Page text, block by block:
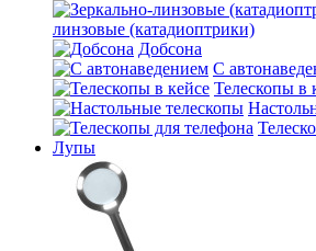
линзовые (катадиоптрики)
Добсона
С
Телескопы в
Лупы